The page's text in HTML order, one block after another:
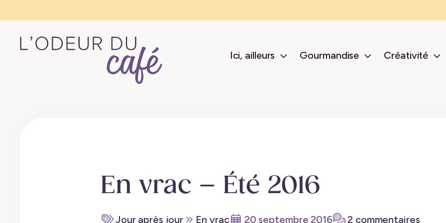
Ici, ailleurs Gourmandise Créativité
En vrac – Été 2016
Jour après jour En vrac 20 septembre 2016 2 commentaires